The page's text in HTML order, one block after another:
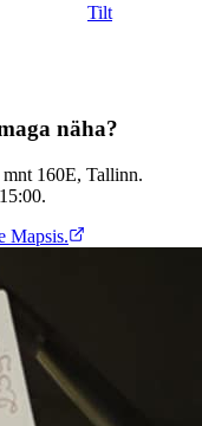
Tilt
näha?
mnt 160E, Tallinn.
Mapsis.